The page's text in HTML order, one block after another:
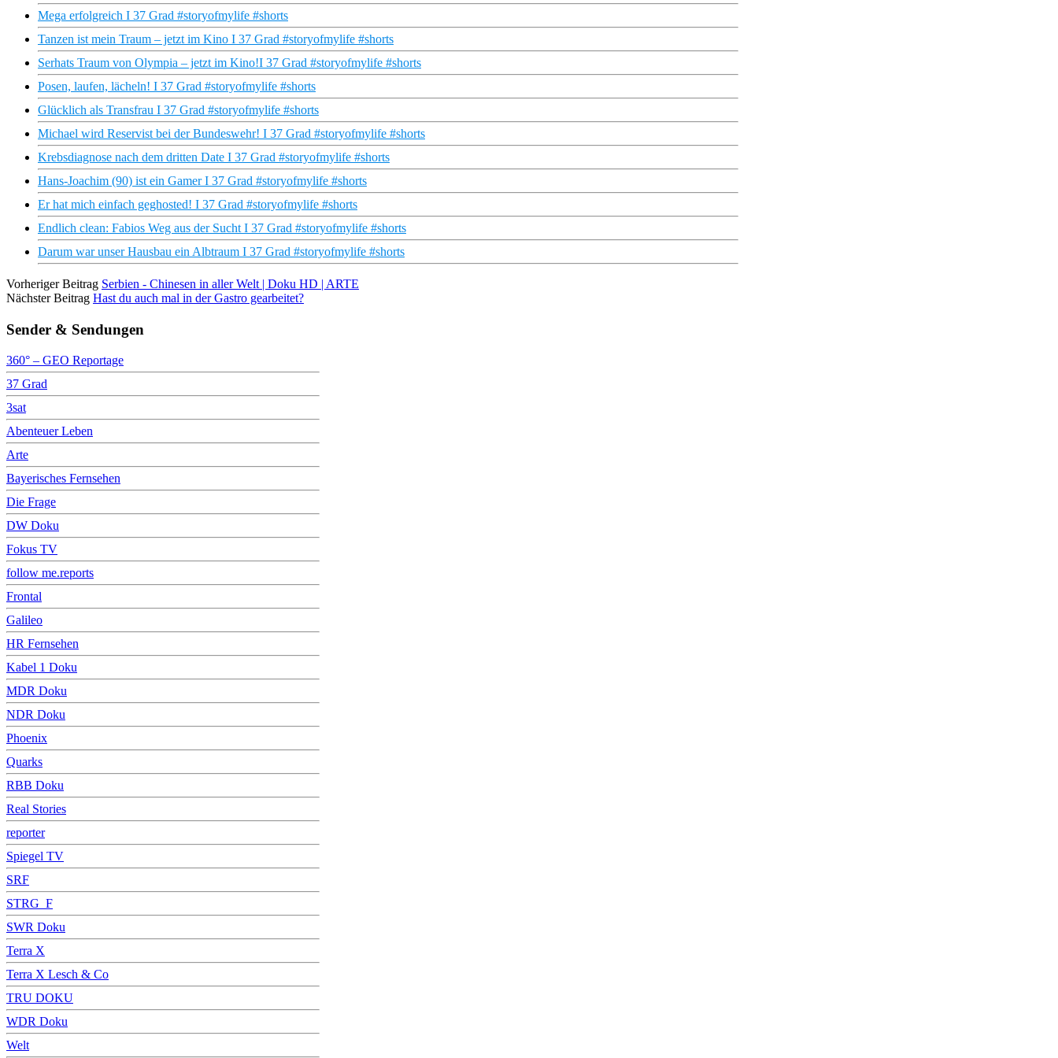
Mega erfolgreich I 37 Grad #storyofmylife #shorts
Tanzen ist mein Traum – jetzt im Kino I 37 Grad #storyofmylife #shorts
Serhats Traum von Olympia – jetzt im Kino!I 37 Grad #storyofmylife #shorts
Posen, laufen, lächeln! I 37 Grad #storyofmylife #shorts
Glücklich als Transfrau I 37 Grad #storyofmylife #shorts
Michael wird Reservist bei der Bundeswehr! I 37 Grad #storyofmylife #shorts
Krebsdiagnose nach dem dritten Date I 37 Grad #storyofmylife #shorts
Hans-Joachim (90) ist ein Gamer I 37 Grad #storyofmylife #shorts
Er hat mich einfach geghosted! I 37 Grad #storyofmylife #shorts
Endlich clean: Fabios Weg aus der Sucht I 37 Grad #storyofmylife #shorts
Darum war unser Hausbau ein Albtraum I 37 Grad #storyofmylife #shorts
Vorheriger Beitrag Serbien - Chinesen in aller Welt | Doku HD | ARTE
Nächster Beitrag Hast du auch mal in der Gastro gearbeitet?
Sender & Sendungen
360° – GEO Reportage
37 Grad
3sat
Abenteuer Leben
Arte
Bayerisches Fernsehen
Die Frage
DW Doku
Fokus TV
follow me.reports
Frontal
Galileo
HR Fernsehen
Kabel 1 Doku
MDR Doku
NDR Doku
Phoenix
Quarks
RBB Doku
Real Stories
reporter
Spiegel TV
SRF
STRG_F
SWR Doku
Terra X
Terra X Lesch & Co
TRU DOKU
WDR Doku
Welt